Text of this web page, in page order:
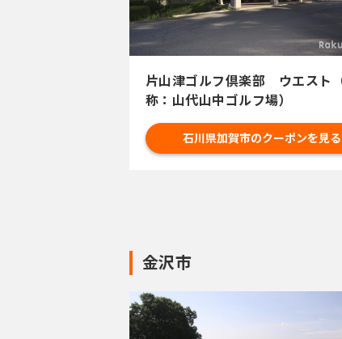
片山津ゴルフ倶楽部 ウエスト
称：山代山中ゴルフ場）
石川県加賀市のクーポンを見る
金沢市